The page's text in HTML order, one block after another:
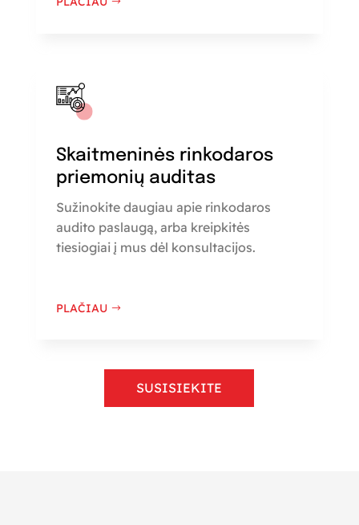
Skaitmeninės rinkodaros
priemonių auditas
Sužinokite daugiau apie rinkodaros
audito paslaugą, arba kreipkitės
tiesiogiai į mus dėl konsultacijos.
PLAČIAU
SUSISIEKITE